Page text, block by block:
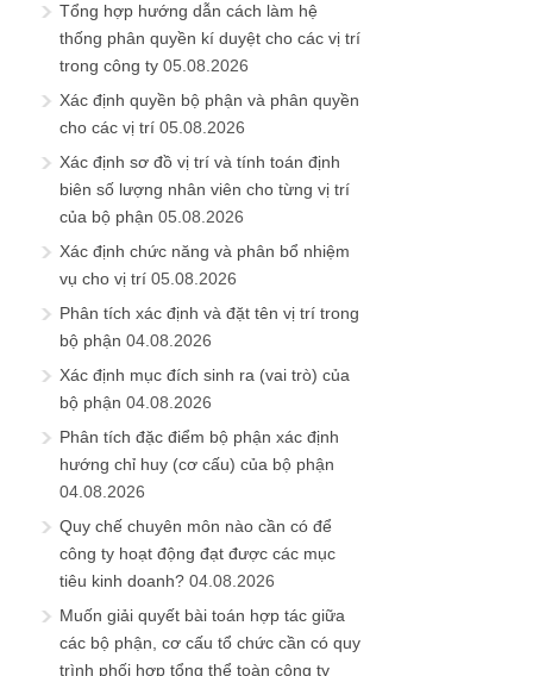
Tổng hợp hướng dẫn cách làm hệ
thống phân quyền kí duyệt cho các vị trí
trong công ty 05.08.2026
Xác định quyền bộ phận và phân quyền
cho các vị trí 05.08.2026
Xác định sơ đồ vị trí và tính toán định
biên số lượng nhân viên cho từng vị trí
của bộ phận 05.08.2026
Xác định chức năng và phân bổ nhiệm
vụ cho vị trí 05.08.2026
Phân tích xác định và đặt tên vị trí trong
bộ phận 04.08.2026
Xác định mục đích sinh ra (vai trò) của
bộ phận 04.08.2026
Phân tích đặc điểm bộ phận xác định
hướng chỉ huy (cơ cấu) của bộ phận
04.08.2026
Quy chế chuyên môn nào cần có để
công ty hoạt động đạt được các mục
tiêu kinh doanh? 04.08.2026
Muốn giải quyết bài toán hợp tác giữa
các bộ phận, cơ cấu tổ chức cần có quy
trình phối hợp tổng thể toàn công ty